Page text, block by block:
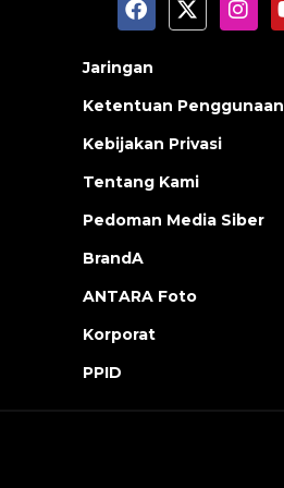
Jaringan
Ketentuan Penggunaan
Kebijakan Privasi
Tentang Kami
Pedoman Media Siber
BrandA
ANTARA Foto
Korporat
PPID